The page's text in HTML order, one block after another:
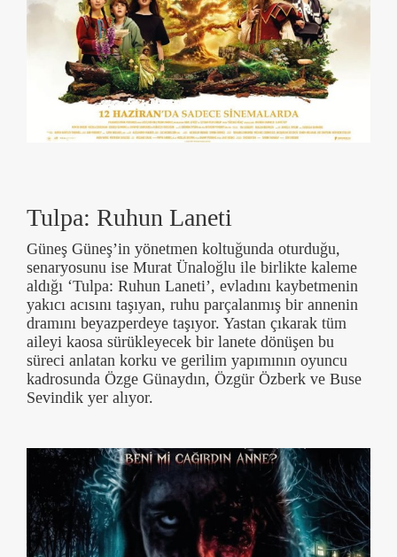
Tulpa: Ruhun Laneti
Güneş Güneş’in yönetmen koltuğunda oturduğu,
senaryosunu ise Murat Ünaloğlu ile birlikte kaleme
aldığı ‘Tulpa: Ruhun Laneti’, evladını kaybetmenin
yakıcı acısını taşıyan, ruhu parçalanmış bir annenin
dramını beyazperdeye taşıyor. Yastan çıkarak tüm
aileyi kaosa sürükleyecek bir lanete dönüşen bu
süreci anlatan korku ve gerilim yapımının oyuncu
kadrosunda Özge Günaydın, Özgür Özberk ve Buse
Sevindik yer alıyor.